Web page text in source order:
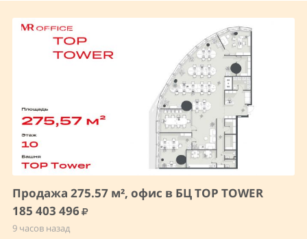
Продажа 275.57 м², офис в БЦ TOP TOWER
185 403 496
9 часов назад